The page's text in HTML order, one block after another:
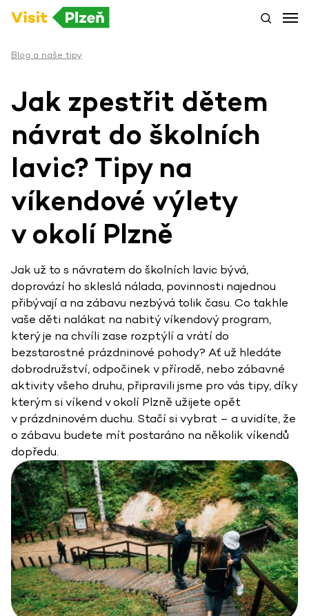
Blog a naše tipy
Jak zpestřit dětem
návrat do školních
lavic? Tipy na
víkendové výlety
v okolí Plzně
Jak už to s návratem do školních lavic bývá,
doprovází ho skleslá nálada, povinnosti najednou
přibývají a na zábavu nezbývá tolik času. Co takhle
vaše děti nalákat na nabitý víkendový program,
který je na chvíli zase rozptýlí a vrátí do
bezstarostné prázdninové pohody? Ať už hledáte
dobrodružství, odpočinek v přírodě, nebo zábavné
aktivity všeho druhu, připravili jsme pro vás tipy, díky
kterým si víkend v okolí Plzně užijete opět
v prázdninovém duchu. Stačí si vybrat – a uvidíte, že
o zábavu budete mít postaráno na několik víkendů
dopředu.